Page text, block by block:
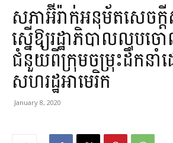
សភាអ៊ីរ៉ាក់អនុម័តសេចក្តី
ស្នើឱ្យរដ្ឋាភិបាលលុ
ជំនួយពីក្រុមចម្រុះដឹកន
សហរដ្ឋអាមេរិក
January 8, 2020